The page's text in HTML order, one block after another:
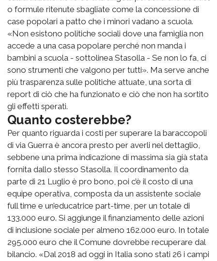
o formule ritenute sbagliate come la concessione di
case popolari a patto che i minori vadano a scuola.
«Non esistono politiche sociali dove una famiglia non
accede a una casa popolare perché non manda i
bambini a scuola - sottolinea Stasolla - Se non lo fa, ci
sono strumenti che valgono per tutti». Ma serve anche
più trasparenza sulle politiche attuate, una sorta di
report di ciò che ha funzionato e ciò che non ha sortito
gli effetti sperati.
Quanto costerebbe?
Per quanto riguarda i costi per superare la baraccopoli
di via Guerra è ancora presto per averli nel dettaglio,
sebbene una prima indicazione di massima sia già stata
fornita dallo stesso Stasolla. Il coordinamento da
parte di 21 Luglio è pro bono, poi c’è il costo di una
equipe operativa, composta da un assistente sociale
full time e un’educatrice part-time, per un totale di
133.000 euro. Si aggiunge il finanziamento delle azioni
di inclusione sociale per almeno 162.000 euro. In totale
295.000 euro che il Comune dovrebbe recuperare dal
bilancio. «Dal 2018 ad oggi in Italia sono stati 26 i campi